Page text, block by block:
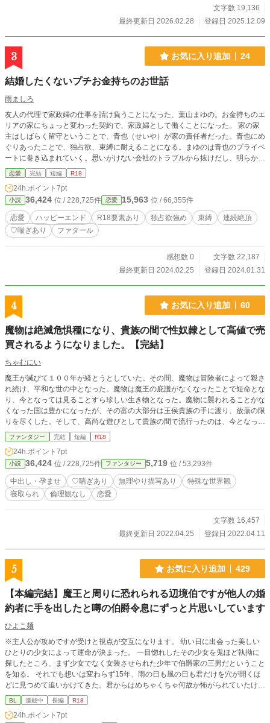
文字数 19,136
最終更新日 2026.02.28
登録日 2025.12.09
3 お気に入り追加 24
結婚したくないプチお金持ちのお世話
雨ましろ
友人の代理で家政婦の仕事を請け負うことになった、葉山まゆの。お金持ちのエ
リアの家にちょっと変わった契約で、家政婦として働くことになった。 家の家
主はしばらく留守ということで、青也（せいや）が家の責任者だった。青也にめ
ぐりあったことで、独占欲、束縛に耐えることになる。まゆのは青也のプライベ
ートに巻き込まれていく。思いがけない会社のトラブルから抜けだし、明らかに
なっていく２人の気持ち。
恋愛 完結 短編 R18
24h.ポイント 7pt
小説 36,424 位 / 228,725件 恋愛 15,963 位 / 66,355件
恋愛 ハッピーエンド R18要素あり 独占欲強め 束縛
連続絶頂
♡喘ぎあり
ファタール
感想数 0
文字数 22,187
最終更新日 2024.02.25
登録日 2024.01.31
4 お気に入り追加 60
魔物は絶滅危惧種になり、貴族の間で性奴隷として高値で売
買されるようになりました。【完結】
ちゃむにい
魔王が滅びて１００年が経とうとしていた。その間、魔物は冒険者によって殺さ
れ続け、平和な世の中となった。魔物は魔王の庇護がなくなったことで短命とな
り、今となっては見ることすら珍しい生き物となった。魔物に襲われることがな
くなった国は豊かになったが、その富の大部分は王侯貴族の手に渡り、放蕩の限
りを尽くした。そして、高尚な遊びとして貴族の間で流行ったのは、今となって
は珍しくなった魔物を飼い、それらを使って性的な欲求を満たすことだった。
※貴族の間では、妻が魔物の子を孕んでも高値で売れることから歓迎・祝福され
るという特殊な世界観です。 ※男性向きにしていますが、作者的には誰向けで
もありません。 ※ムーンライトノベルにも投稿している作品です。
ファンタジー 完結 短編 R18
24h.ポイント 7pt
小説 36,424 位 / 228,725件 ファンタジー 5,719 位 / 53,293件
中出し・孕ませ ♡喘ぎあり 無理やり描写あり
特殊な世界観
寝取られ
倫理観なし 恋愛
文字数 16,457
最終更新日 2022.04.25
登録日 2022.04.11
5 お気に入り追加 429
【本編完結】魔王と周りに恐れられる辺境伯ですが他人の婚
約者に手を出したと噂の伯爵令息にずっと片思いしています
ひよこ麺
※主人公が攻めですが受けと視点が交互になります。 幼い日に出会った美しい
ひとりの少女によって運命が決まった。 一目惚れしたその少女を鬼ほど執拗に
探したところ、まず少女でなく女装させられた少年で伯爵家の三男だということ
を知る。 それでも想いは変わらず15年、雨の日も風の日も君だけを穴が開くほ
どに見つめて追いかけてきた。君からはめちゃくちゃ何故か怖がられていたけ
ど。 その想いは届かぬままに月日は流れ、 君は婚約者のいる令嬢に手を出した
賠償をするために、破格の給金が出る辺境伯領への兵役が決まる。 絶望してい
る君には悪いが俺は辺境伯。つまり今日から君が仕えるのは俺。 覚悟してく
BL 連載中 長編 R18
24h.ポイント 7pt